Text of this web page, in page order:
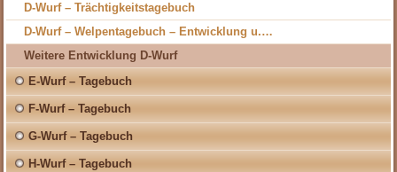
D-Wurf – Trächtigkeitstagebuch
D-Wurf – Welpentagebuch – Entwicklung u.…
Weitere Entwicklung D-Wurf
E-Wurf – Tagebuch
F-Wurf – Tagebuch
G-Wurf – Tagebuch
H-Wurf – Tagebuch